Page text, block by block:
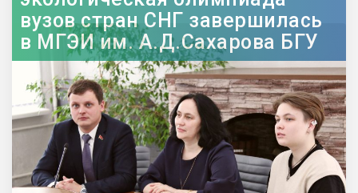
вузов стран СНГ завершилась
в МГЭИ им. А.Д.Сахарова БГУ